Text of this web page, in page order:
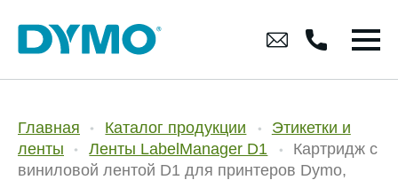
Главная Каталог продукции
Этикетки и
ленты
Ленты LabelManager D1
Картридж с
виниловой лентой D1 для принтеров Dymo,